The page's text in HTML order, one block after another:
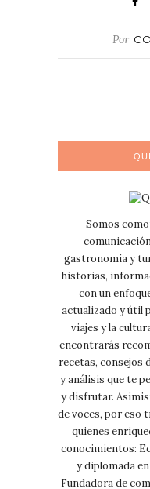
Por
Somos
gastronomía y
historias,
con un
actualizado y útil
viajes y la
encontrarás
recetas, consejos
y análisis que te
y disfrutar.
de voces, por eso
quienes
conocimientos:
y diplomada
Fundadora de